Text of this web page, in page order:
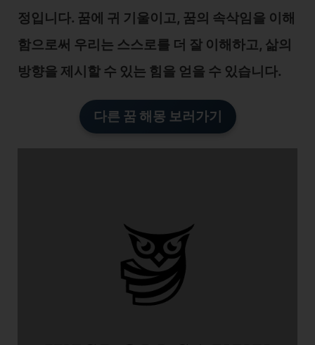
정입니다. 꿈에 귀 기울이고, 꿈의 속삭임을 이해
함으로써 우리는 스스로를 더 잘 이해하고, 삶의
방향을 제시할 수 있는 힘을 얻을 수 있습니다.
다른 꿈 해몽 보러가기